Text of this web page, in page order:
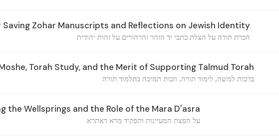
Zohar Manuscripts and Reflections on Jewish Identity
הכרת תודה על הצלת כתבי יד הזהר והרהורים על זהות יהודית
Torah Study, and the Merit of Supporting Talmud Torah
ברכות למשה, לימוד תורה, וזכות תמיכה בתלמוד תורה
the Wellsprings and the Role of the Mara D'asra
על הפצת המעיינות ותפקיד מרא דאתרא